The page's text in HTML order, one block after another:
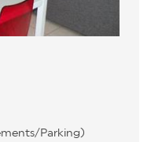
Parking)